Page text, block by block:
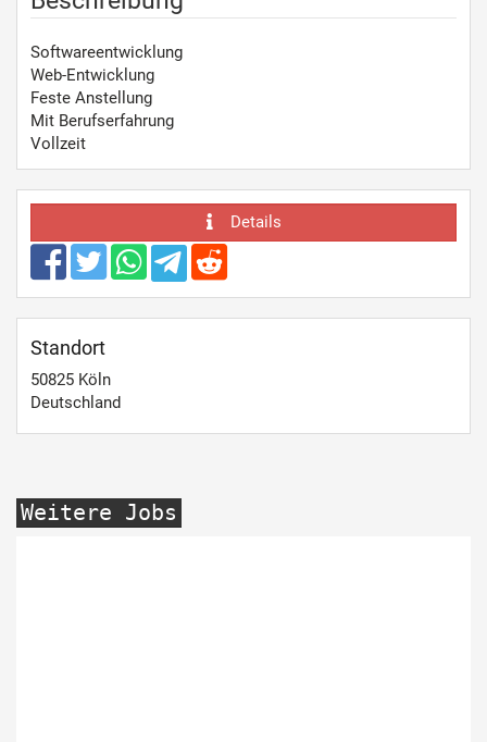
Softwareentwicklung
Web-Entwicklung
Feste Anstellung
Mit Berufserfahrung
Vollzeit
Details
Standort
50825 Köln
Deutschland
Weitere Jobs